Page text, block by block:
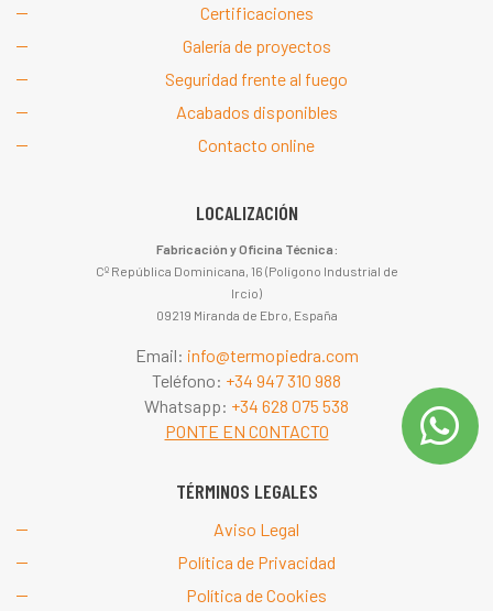
Certificaciones
Galería de proyectos
Seguridad frente al fuego
Acabados disponibles
Contacto online
LOCALIZACIÓN
Fabricación y Oficina Técnica:
Cº República Dominicana, 16 (Polígono Industrial de
Ircio)
09219 Miranda de Ebro, España
Email: info@termopiedra.com
Teléfono: +34 947 310 988
Whatsapp: +34 628 075 538
PONTE EN CONTACTO
TÉRMINOS LEGALES
Aviso Legal
Política de Privacidad
Política de Cookies